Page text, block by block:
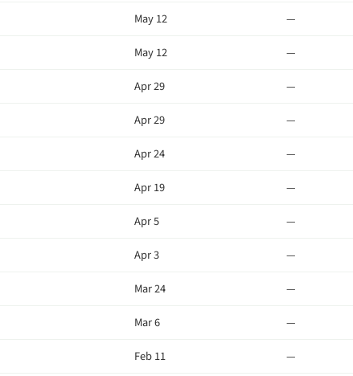
May 12 —
May 12 —
Apr 29 —
Apr 29 —
Apr 24 —
Apr 19 —
Apr 5 —
Apr 3 —
Mar 24 —
Mar 6 —
Feb 11 —